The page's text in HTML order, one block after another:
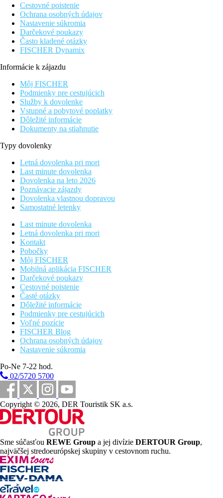
Cestovné poistenie
Ochrana osobných údajov
Nastavenie súkromia
Darčekové poukazy
Často kladené otázky
FISCHER Dynamix
Informácie k zájazdu
Môj FISCHER
Podmienky pre cestujúcich
Služby k dovolenke
Vstupné a pobytové poplatky
Dôležité informácie
Dokumenty na stiahnutie
Typy dovolenky
Letná dovolenka pri mori
Last minute dovolenka
Dovolenka na leto 2026
Poznávacie zájazdy
Dovolenka vlastnou dopravou
Samostatné letenky
Last minute dovolenka
Letná dovolenka pri mori
Kontakt
Pobočky
Môj FISCHER
Mobilná aplikácia FISCHER
Darčekové poukazy
Cestovné poistenie
Časté otázky
Dôležité informácie
Podmienky pre cestujúcich
Voľné pozície
FISCHER Blog
Ochrana osobných údajov
Nastavenie súkromia
Po-Ne 7-22 hod.
02/5720 5700
Copyright © 2026, DER Touristik SK a.s.
Sme súčasťou REWE Group a jej divízie DERTOUR Group,
najväčšej stredoeurópskej skupiny v cestovnom ruchu.